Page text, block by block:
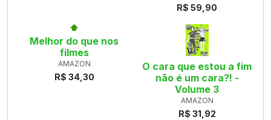
R$ 59,90
Melhor do que nos
filmes
AMAZON
R$ 34,30
O cara que estou a fim
não é um cara?! -
Volume 3
AMAZON
R$ 31,92